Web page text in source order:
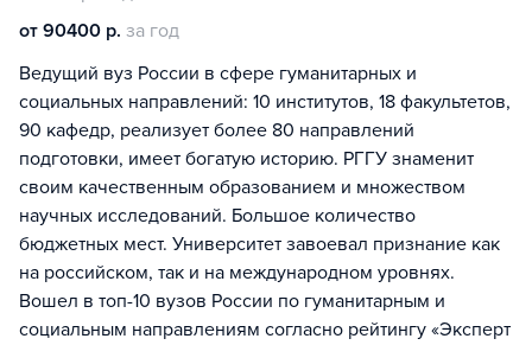
от 90400 р. за год
Ведущий вуз России в сфере гуманитарных и
социальных направлений: 10 институтов, 18 факультетов,
90 кафедр, реализует более 80 направлений
подготовки, имеет богатую историю. РГГУ знаменит
своим качественным образованием и множеством
научных исследований. Большое количество
бюджетных мест. Университет завоевал признание как
на российском, так и на международном уровнях.
Вошел в топ-10 вузов России по гуманитарным и
социальным направлениям согласно рейтингу «Эксперт